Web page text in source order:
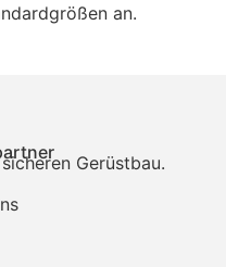
an.
Gerüstbau.